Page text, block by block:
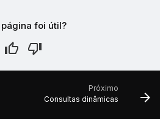
página foi útil?
Próximo
Consultas dinâmicas